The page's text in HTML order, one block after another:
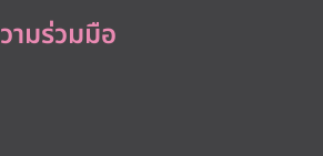
ามร่วมมือ